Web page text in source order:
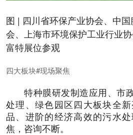
图 | 四川省环保产业协会、中
会、上海市环境保护工业行业
富特展位参观
四大板块#现场聚焦
特种膜研发制造应用、市
处理、绿色园区四大板块全
品、进阶的经济高效的污水
焦，咨询不断。